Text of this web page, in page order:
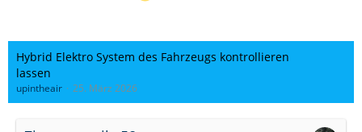
Hybrid Elektro System des Fahrzeugs kontrollieren
lassen
upintheair 25. März 2026